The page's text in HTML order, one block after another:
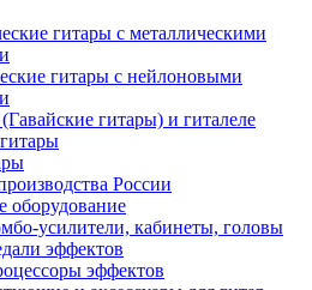
гитары с металлическими
гитары с нейлоновыми
гитары) и гиталеле
России
оборудование
усилители, кабинеты, головы
эффектов
эффектов